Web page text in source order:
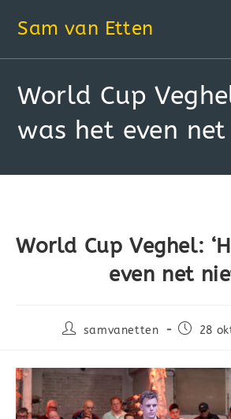
Sam van Etten
World Cup
was het even net
World Cup Veghel:
even net
samvanetten 28